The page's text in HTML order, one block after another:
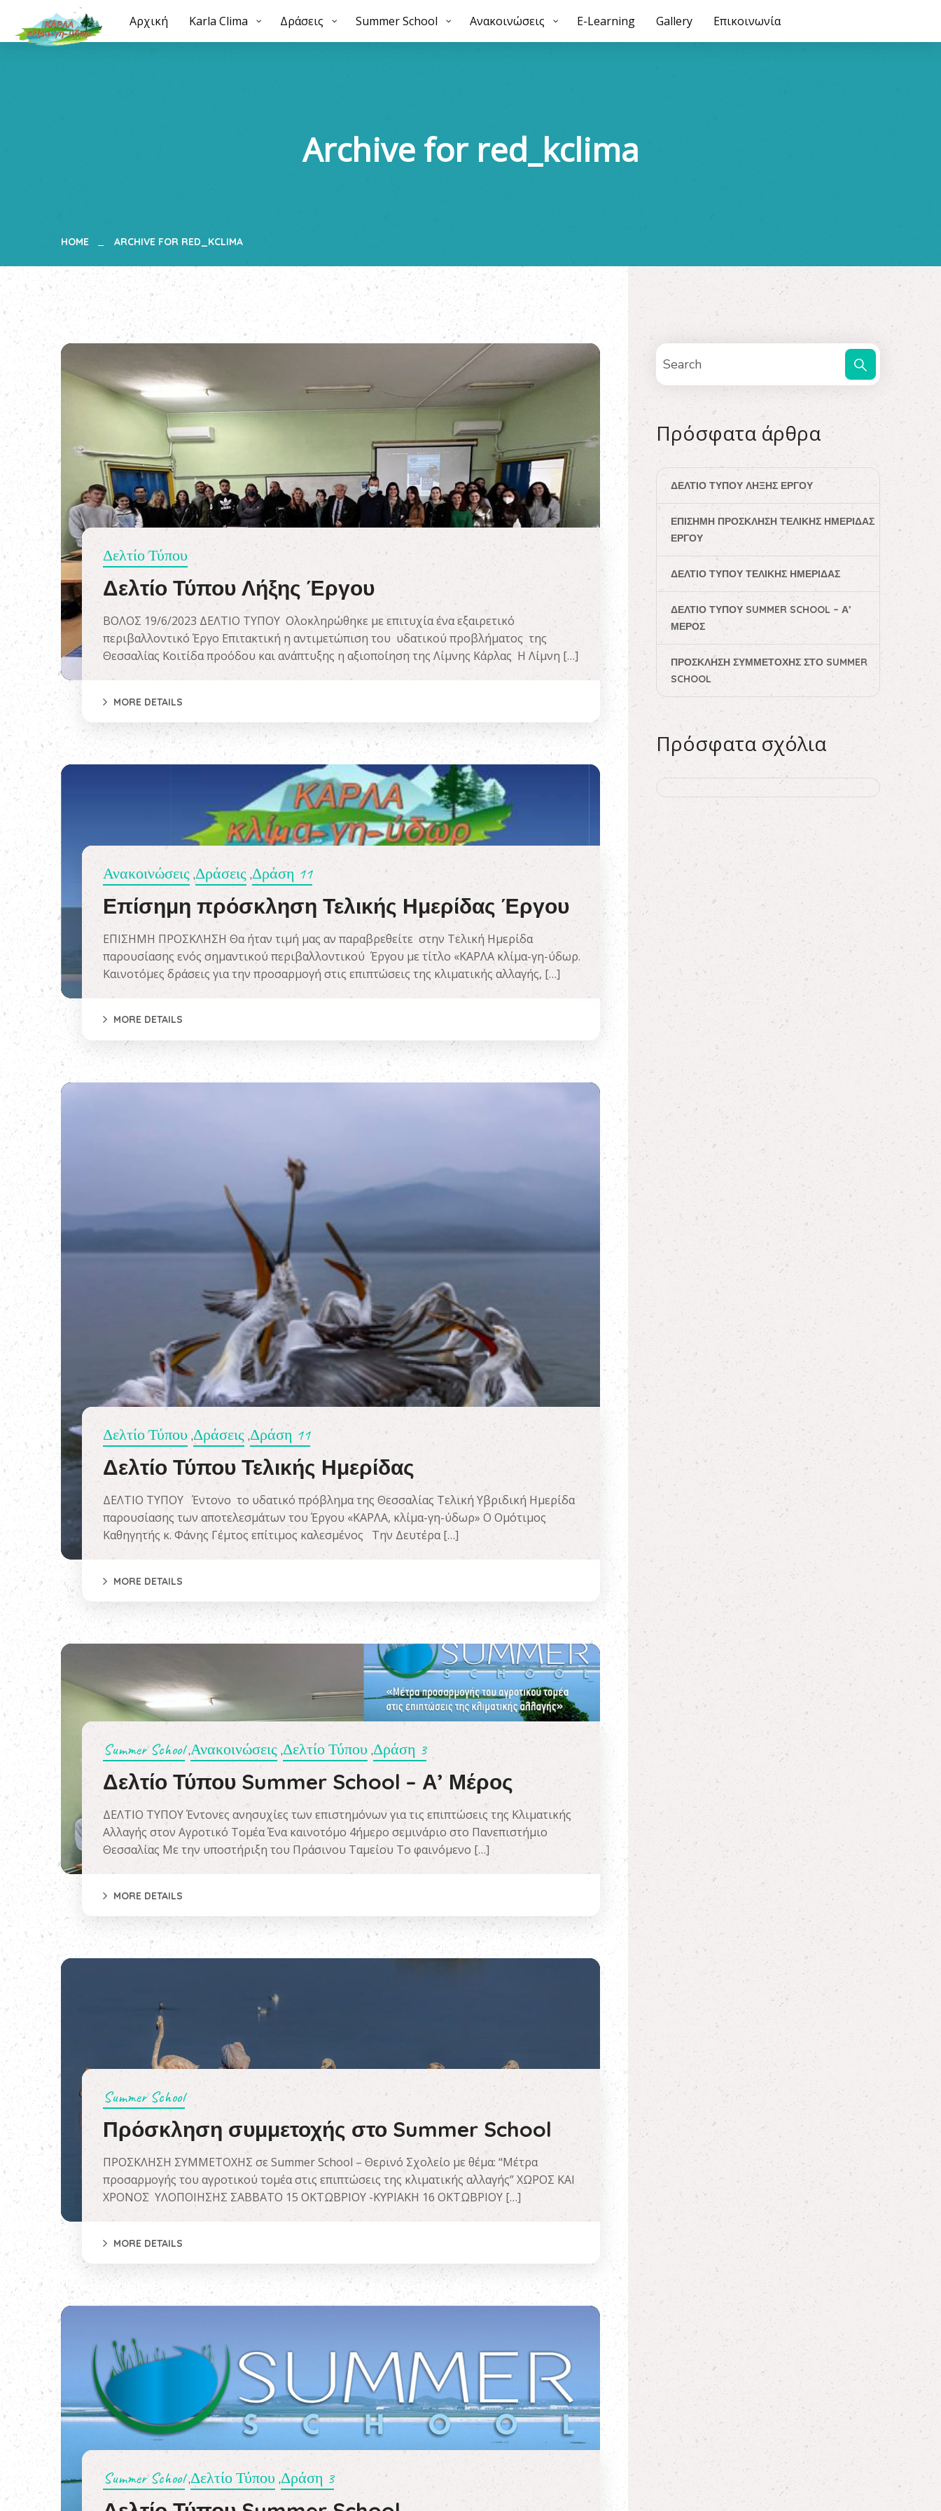
Αρχική Karla Clima Δράσεις Summer School Ανακοινώσεις E-Learning Gallery Επικοινωνία
Αρχική Karla Clima Δράσεις Summer School Ανακοινώσεις E-Learning Gallery Επικοινωνία
Archive for red_kclima
HOME ARCHIVE FOR RED_KCLIMA
Δελτίο Τύπου
Δελτίο Τύπου Λήξης Έργου
ΒΟΛΟΣ 19/6/2023 ΔΕΛΤΙΟ ΤΥΠΟΥ Ολοκληρώθηκε με επιτυχία ένα εξαιρετικό
περιβαλλοντικό Έργο Επιτακτική η αντιμετώπιση του υδατικού προβλήματος της
Θεσσαλίας Κοιτίδα προόδου και ανάπτυξης η αξιοποίηση της Λίμνης Κάρλας Η Λίμνη […]
MORE DETAILS
Ανακοινώσεις ,Δράσεις ,Δράση 11
Επίσημη πρόσκληση Τελικής Ημερίδας Έργου
ΕΠΙΣΗΜΗ ΠΡΟΣΚΛΗΣΗ Θα ήταν τιμή μας αν παραβρεθείτε στην Τελική Ημερίδα
παρουσίασης ενός σημαντικού περιβαλλοντικού Έργου με τίτλο «ΚΑΡΛΑ κλίμα-γη-ύδωρ.
Καινοτόμες δράσεις για την προσαρμογή στις επιπτώσεις της κλιματικής αλλαγής, […]
MORE DETAILS
Δελτίο Τύπου ,Δράσεις ,Δράση 11
Δελτίο Τύπου Τελικής Ημερίδας
ΔΕΛΤΙΟ ΤΥΠΟΥ Έντονο το υδατικό πρόβλημα της Θεσσαλίας Τελική Υβριδική Ημερίδα
παρουσίασης των αποτελεσμάτων του Έργου «ΚΑΡΛΑ, κλίμα-γη-ύδωρ» Ο Ομότιμος
Καθηγητής κ. Φάνης Γέμτος επίτιμος καλεσμένος Την Δευτέρα […]
MORE DETAILS
Summer School,Ανακοινώσεις ,Δελτίο Τύπου ,Δράση 3
Δελτίο Τύπου Summer School – Α’ Μέρος
ΔΕΛΤΙΟ ΤΥΠΟΥ Έντονες ανησυχίες των επιστημόνων για τις επιπτώσεις της Κλιματικής
Αλλαγής στον Αγροτικό Τομέα Ένα καινοτόμο 4ήμερο σεμινάριο στο Πανεπιστήμιο
Θεσσαλίας Με την υποστήριξη του Πράσινου Ταμείου Το φαινόμενο […]
MORE DETAILS
Summer School
Πρόσκληση συμμετοχής στο Summer School
ΠΡΟΣΚΛΗΣΗ ΣΥΜΜΕΤΟΧΗΣ σε Summer School – Θερινό Σχολείο με θέμα: “Μέτρα
προσαρμογής του αγροτικού τομέα στις επιπτώσεις της κλιματικής αλλαγής” ΧΩΡΟΣ ΚΑΙ
ΧΡΟΝΟΣ ΥΛΟΠΟΙΗΣΗΣ ΣΑΒΒΑΤΟ 15 ΟΚΤΩΒΡΙΟΥ -ΚΥΡΙΑΚΗ 16 ΟΚΤΩΒΡΙΟΥ […]
MORE DETAILS
Summer School,Δελτίο Τύπου ,Δράση 3
Πρόσφατα άρθρα
ΔΕΛΤΊΟ ΤΎΠΟΥ ΛΉΞΗΣ ΈΡΓΟΥ
ΕΠΊΣΗΜΗ ΠΡΌΣΚΛΗΣΗ ΤΕΛΙΚΉΣ ΗΜΕΡΊΔΑΣ
ΈΡΓΟΥ
ΔΕΛΤΊΟ ΤΎΠΟΥ ΤΕΛΙΚΉΣ ΗΜΕΡΊΔΑΣ
ΔΕΛΤΊΟ ΤΎΠΟΥ SUMMER SCHOOL – Α’
ΜΈΡΟΣ
ΠΡΌΣΚΛΗΣΗ ΣΥΜΜΕΤΟΧΉΣ ΣΤΟ SUMMER
SCHOOL
Πρόσφατα σχόλια